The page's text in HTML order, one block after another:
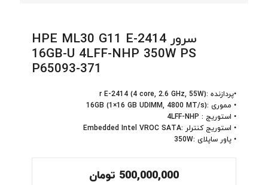
سرور HPE ML30 G11 E-2414
16GB-U 4LFF-NHP 350W PS
P65093-371
•پردازنده :r E-2414 (4 core, 2.6 GHz, 55W)
• مموری :16GB (1×16 GB UDIMM, 4800 MT/s)
• استوریج : 4LFF-NHP
• استوریج کنترلر :Embedded Intel VROC SATA
• پاور ساپلای :350W
500,000,000 تومان